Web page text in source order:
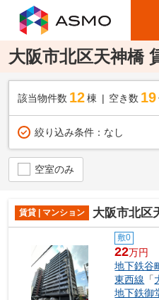
大阪市北区天神橋
該当物件数 12棟 空き数 19
絞り込み条件： なし
空室のみ
賃貸 | マンション 大阪市北区天
敷0
22万円
地下鉄谷
東西線 「
地下鉄御